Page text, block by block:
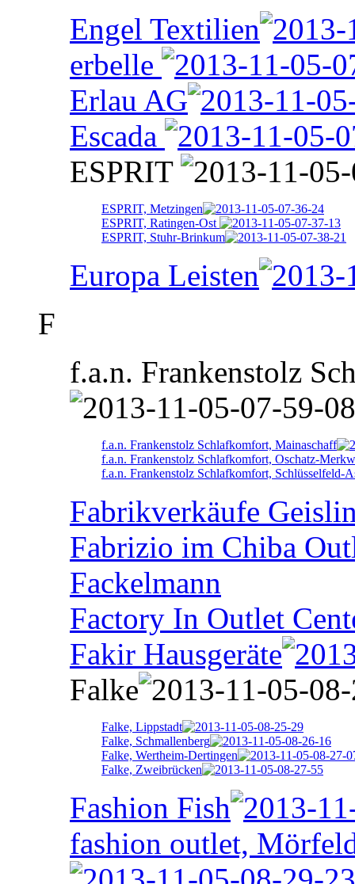
Engel Textilien
erbelle
Erlau AG
Escada
ESPRIT
ESPRIT, Metzingen
ESPRIT, Ratingen-Ost
ESPRIT, Stuhr-Brinkum
Europa Leisten
F
f.a.n. Frankenstolz
f.a.n. Frankenstolz Schlafkomfort, Mainaschaff
f.a.n. Frankenstolz Schlafkomfort, Oschatz-
f.a.n. Frankenstolz Schlafkomfort, Schlüsselfeld-
Fabrikverkäufe
Fabrizio im Chiba
Fackelmann
Factory In Outlet
Fakir Hausgeräte
Falke
Falke, Lippstadt
Falke, Schmallenberg
Falke, Wertheim-Dertingen
Falke, Zweibrücken
Fashion Fish
fashion outlet,